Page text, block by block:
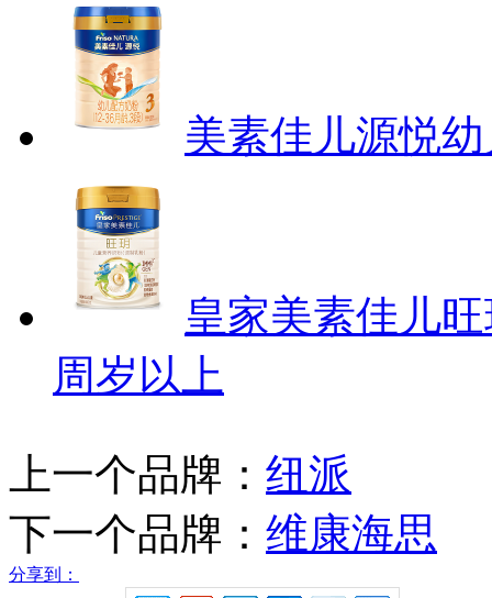
美素佳儿源悦
皇家美素佳儿
周岁以上
上一个品牌： 纽派
下一个品牌： 维康海思
分享到：